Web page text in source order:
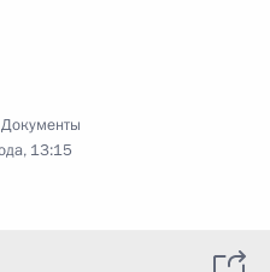
Документы
13:15